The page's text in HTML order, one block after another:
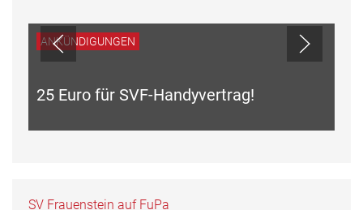
ANKÜNDIGUNGEN
25 Euro für SVF-Handyvertrag!
SV Frauenstein auf FuPa